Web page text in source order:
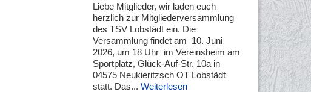
Liebe Mitglieder, wir laden euch
herzlich zur Mitgliederversammlung
des TSV Lobstädt ein. Die
Versammlung findet am 10. Juni
2026, um 18 Uhr im Vereinsheim am
Sportplatz, Glück-Auf-Str. 10a in
04575 Neukieritzsch OT Lobstädt
statt. Das... Weiterlesen